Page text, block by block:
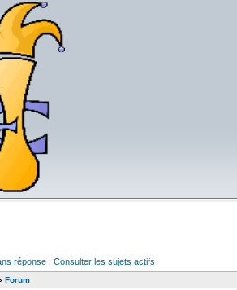
réponse | Consulter les sujets actifs
Forum